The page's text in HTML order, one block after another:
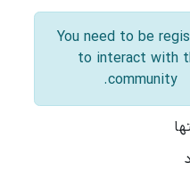
You need to be
to interact with
community.